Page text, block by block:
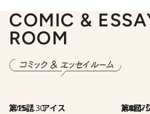
COMIC &
ROOM
2026.7.30
第15話 アイス 第8回「同人誌即